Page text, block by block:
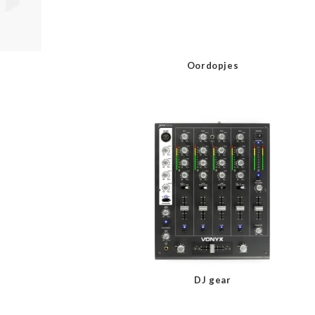
Oordopjes
DJ gear